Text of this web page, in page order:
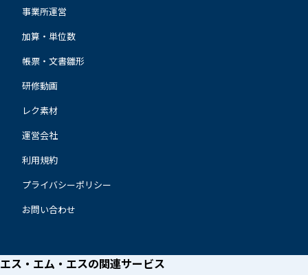
事業所運営
加算・単位数
帳票・文書雛形
研修動画
レク素材
運営会社
利用規約
プライバシーポリシー
お問い合わせ
エス・エム・エスの関連サービス